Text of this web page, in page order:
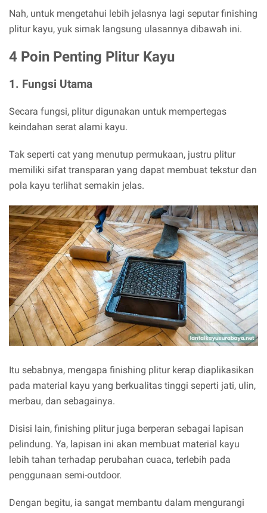
Nah, untuk mengetahui lebih jelasnya lagi seputar finishing
plitur kayu, yuk simak langsung ulasannya dibawah ini.
4 Poin Penting Plitur Kayu
1. Fungsi Utama
Secara fungsi, plitur digunakan untuk mempertegas
keindahan serat alami kayu.
Tak seperti cat yang menutup permukaan, justru plitur
memiliki sifat transparan yang dapat membuat tekstur dan
pola kayu terlihat semakin jelas.
Itu sebabnya, mengapa finishing plitur kerap diaplikasikan
pada material kayu yang berkualitas tinggi seperti jati, ulin,
merbau, dan sebagainya.
Disisi lain, finishing plitur juga berperan sebagai lapisan
pelindung. Ya, lapisan ini akan membuat material kayu
lebih tahan terhadap perubahan cuaca, terlebih pada
penggunaan semi-outdoor.
Dengan begitu, ia sangat membantu dalam mengurangi